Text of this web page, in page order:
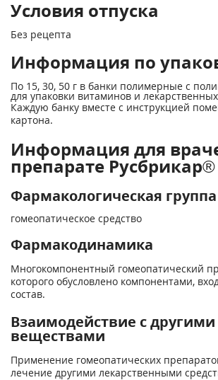
Условия отпуска
Без рецепта
Информация по
По 15, 30, 50 г в банки полимерные с
для упаковки витаминов и
Каждую банку вместе с инструкцией
картона.
Информация для
препарате Русбрикар®
Фармакологическая группа
гомеопатическое средство
Фармакодинамика
Многокомпонентный гомеопатический
которого обусловлено компонентами,
состав.
Взаимодействие с другими
веществами
Применение гомеопатических
лечение другими лекарственными